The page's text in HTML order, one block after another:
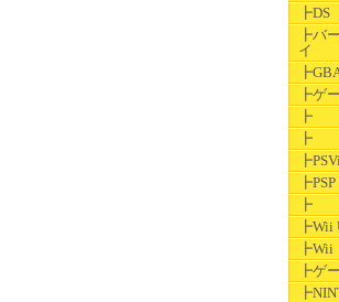
┣DS
┣バ
イ
┣ゲ
┣
┣
┣PSP
┣
┣Wii
┣Wii
┣ゲ